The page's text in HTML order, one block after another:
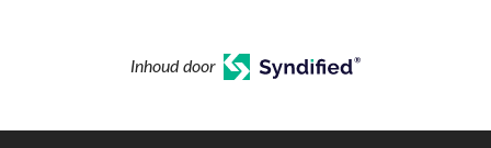
Inhoud door